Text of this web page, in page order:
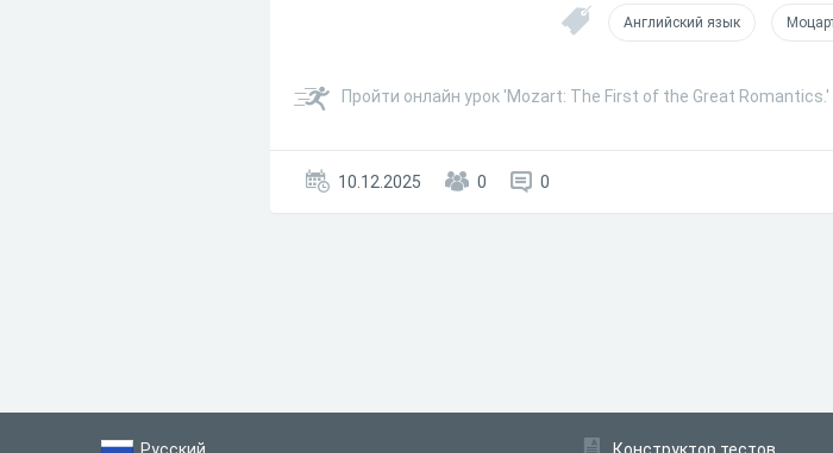
Английский язык
Пройти онлайн урок 'Mozart: The First of the Great
10.12.2025 0 0